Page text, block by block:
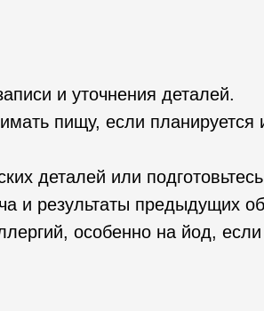
и уточнения деталей.
пищу, если планируется
деталей или
и результаты предыдущих
особенно на йод, если